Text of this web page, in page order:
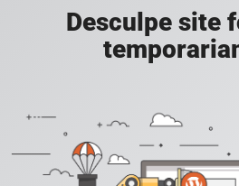
Desculpe site